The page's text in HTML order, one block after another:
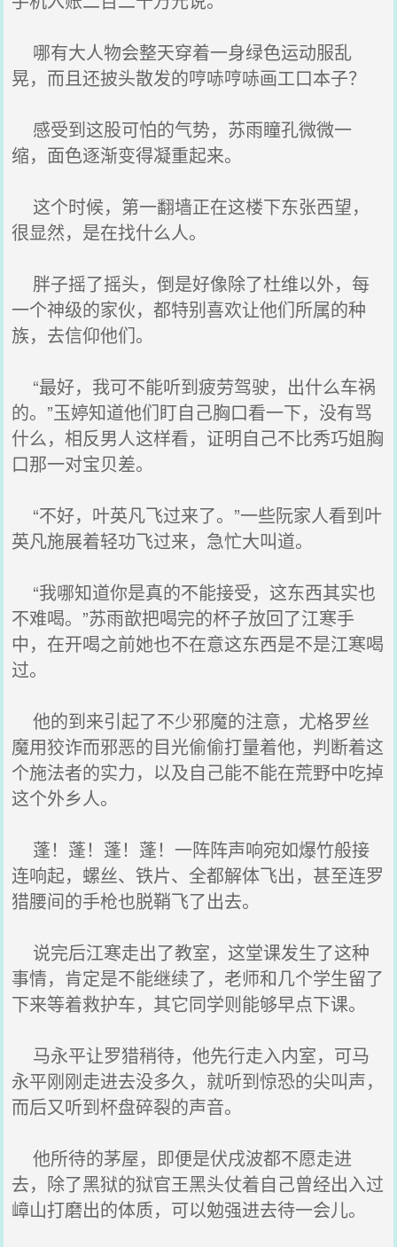
哪有大人物会整天穿着一身绿色运动服乱
晃，而且还披头散发的哼哧哼哧画工口本子？
感受到这股可怕的气势，苏雨瞳孔微微一
缩，面色逐渐变得凝重起来。
这个时候，第一翻墙正在这楼下东张西望，
很显然，是在找什么人。
胖子摇了摇头，倒是好像除了杜维以外，每
一个神级的家伙，都特别喜欢让他们所属的种
族，去信仰他们。
“最好，我可不能听到疲劳驾驶，出什么车祸
的。”玉婷知道他们盯自己胸口看一下，没有骂
什么，相反男人这样看，证明自己不比秀巧姐胸
口那一对宝贝差。
“不好，叶英凡飞过来了。”一些阮家人看到叶
英凡施展着轻功飞过来，急忙大叫道。
“我哪知道你是真的不能接受，这东西其实也
不难喝。”苏雨歆把喝完的杯子放回了江寒手
中，在开喝之前她也不在意这东西是不是江寒喝
过。
他的到来引起了不少邪魔的注意，尤格罗丝
魔用狡诈而邪恶的目光偷偷打量着他，判断着这
个施法者的实力，以及自己能不能在荒野中吃掉
这个外乡人。
蓬！蓬！蓬！蓬！一阵阵声响宛如爆竹般接
连响起，螺丝、铁片、全都解体飞出，甚至连罗
猎腰间的手枪也脱鞘飞了出去。
说完后江寒走出了教室，这堂课发生了这种
事情，肯定是不能继续了，老师和几个学生留了
下来等着救护车，其它同学则能够早点下课。
马永平让罗猎稍待，他先行走入内室，可马
永平刚刚走进去没多久，就听到惊恐的尖叫声，
而后又听到杯盘碎裂的声音。
他所待的茅屋，即便是伏戌波都不愿走进
去，除了黑狱的狱官王黑头仗着自己曾经出入过
嶂山打磨出的体质，可以勉强进去待一会儿。